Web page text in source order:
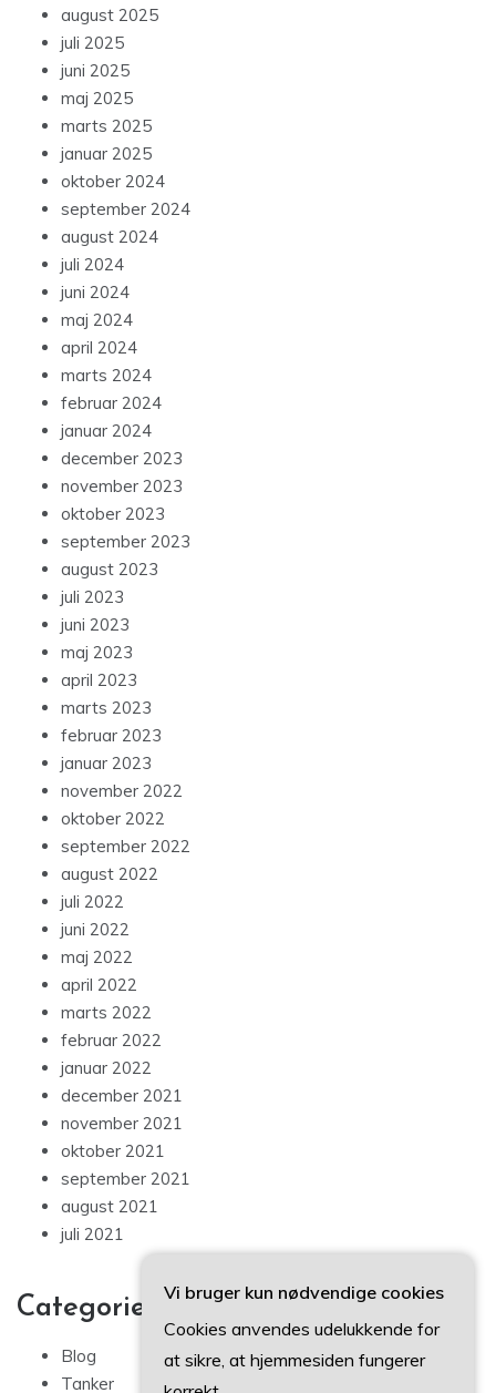
august 2025
juli 2025
juni 2025
maj 2025
marts 2025
januar 2025
oktober 2024
september 2024
august 2024
juli 2024
juni 2024
maj 2024
april 2024
marts 2024
februar 2024
januar 2024
december 2023
november 2023
oktober 2023
september 2023
august 2023
juli 2023
juni 2023
maj 2023
april 2023
marts 2023
februar 2023
januar 2023
november 2022
oktober 2022
september 2022
august 2022
juli 2022
juni 2022
maj 2022
april 2022
marts 2022
februar 2022
januar 2022
december 2021
november 2021
oktober 2021
september 2021
august 2021
juli 2021
Categories
Blog
Tanker
Vi bruger kun nødvendige cookies
Cookies anvendes udelukkende for
at sikre, at hjemmesiden fungerer